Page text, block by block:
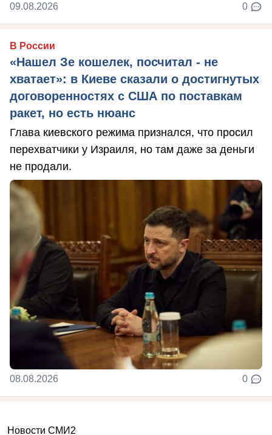
09.08.2026 0
В России
«Нашел Зе кошелек, посчитал - не
хватает»: в Киеве сказали о достигнутых
договоренностях с США по поставкам
ракет, но есть нюанс
Глава киевского режима признался, что просил
перехватчики у Израиля, но там даже за деньги
не продали.
08.08.2026 0
Новости СМИ2